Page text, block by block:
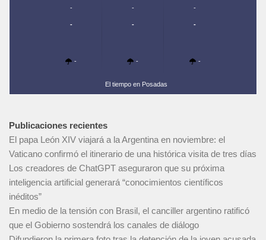
-
-
-
-
-
-
-
-
-
El tiempo en Posadas
Publicaciones recientes
El papa León XIV viajará a la Argentina en noviembre: el
Vaticano confirmó el itinerario de una histórica visita de tres días
Los creadores de ChatGPT aseguraron que su próxima
inteligencia artificial generará “conocimientos científicos
inéditos”
En medio de la tensión con Brasil, el canciller argentino ratificó
que el Gobierno sostendrá los canales de diálogo